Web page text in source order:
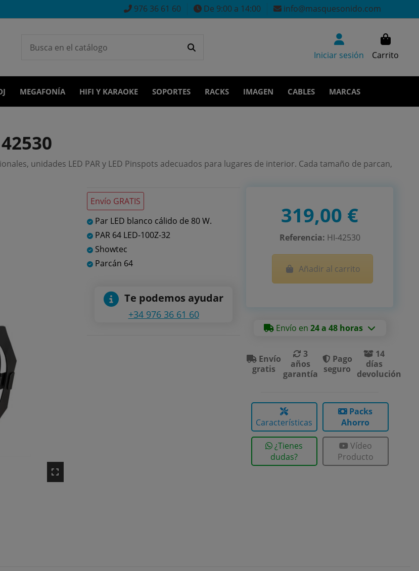
976 36 61 60 De 9:00 a 14:00 info@masquesonido.com
Iniciar sesión Carrito
MEGAFONÍA HIFI Y KARAOKE SOPORTES RACKS IMAGEN CABLES MARCAS
unidades LED PAR y LED Pinspots adecuados para lugares de interior. Cada tamaño de parcan,
Envío GRATIS
Par LED blanco cálido de 80 W.
PAR 64 LED-100Z-32
Showtec
Parcán 64
Te podemos ayudar
+34 976 36 61 60
319,00 €
Referencia: HI-42530
Añadir al carrito
Envío en24 a 48 horas
Envío
gratis
3
años
garantía
Pago
seguro
14
días
devolución
Características
Packs
Ahorro
¿Tienes
dudas?
Vídeo
Producto